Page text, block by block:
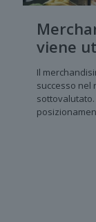
viene
Il
successo nel